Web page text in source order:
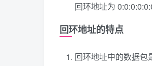
回环地址为
回环地址的特点
回环地址中的数据包